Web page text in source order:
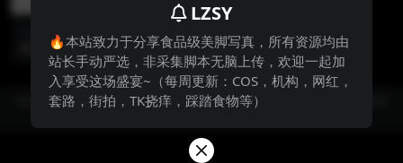
街拍美jio
完美的气质美眉魅力街拍
防失联，请牢记永久地址：7.jio.fan，站长QQ：3843348983（截图本页面保
LZSY
🔥本站致力于分享食品级美脚写真，所有资源均由
站长手动严选，非采集脚本无脑上传，欢迎一起加
入享受这场盛宴~（每周更新：COS，机构，网红，
套路，街拍，TK挠痒，踩踏食物等）